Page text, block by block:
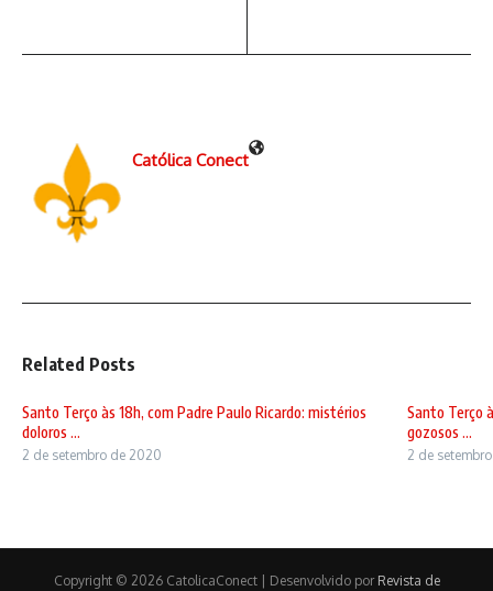
Católica Conect
Related Posts
Santo Terço às 18h, com Padre Paulo Ricardo: mistérios
doloros ...
2 de setembro de 2020
Santo Terço
gozosos ...
2 de
Copyright © 2026 CatolicaConect | Desenvolvido por Revista de